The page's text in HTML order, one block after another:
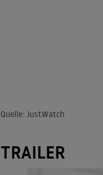
Quelle: JustWatch
TRAILER